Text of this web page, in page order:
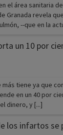
el área sanitaria
Granada revela
--que en la
un 10 por
más tiene ya que
en un 40 por
dinero, y [...]
los infartos se